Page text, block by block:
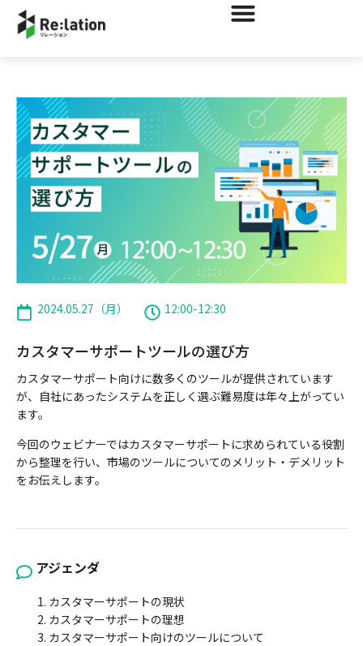
2024.05.27（月） 12:00-12:30
カスタマーサポートツールの選び方
カスタマーサポート向けに数多くのツールが提供されています
が、自社にあったシステムを正しく選ぶ難易度は年々上がってい
ます。
今回のウェビナーではカスタマーサポートに求められている役割
から整理を行い、市場のツールについてのメリット・デメリット
をお伝えします。
アジェンダ
カスタマーサポートの現状
カスタマーサポートの理想
カスタマーサポート向けのツールについて